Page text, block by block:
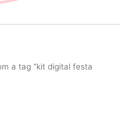
a tag “kit digital festa